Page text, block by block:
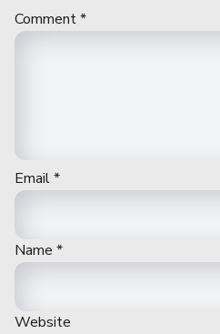
Comment*
Email*
Name *
Website